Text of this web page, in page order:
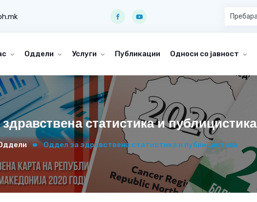
Оддели Услуги Публикации Односи со јавност
статистика и публицистика
Оддел за здравствена статистика и публицистика